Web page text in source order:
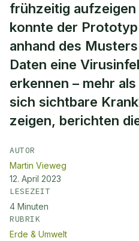
frühzeitig aufzeigen
konnte der
anhand des
Daten eine
erkennen – mehr
sich sichtbare
zeigen, berichten
AUTOR
Martin Vieweg
12. April 2023
LESEZEIT
4 Minuten
RUBRIK
Erde & Umwelt